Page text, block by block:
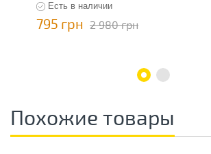
Есть в наличии
795 грн 2 980 грн
Похожие товары